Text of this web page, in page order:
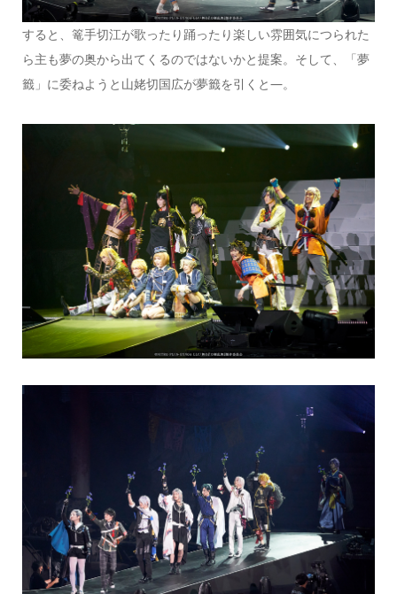
すると、篭手切江が歌ったり踊ったり楽しい雰囲気につられた
ら主も夢の奥から出てくるのではないかと提案。そして、「夢
籤」に委ねようと山姥切国広が夢籤を引くと—。